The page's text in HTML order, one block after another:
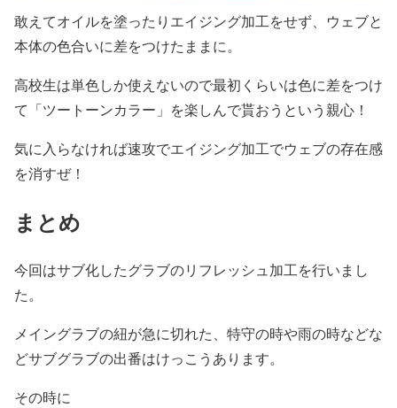
敢えてオイルを塗ったりエイジング加工をせず、ウェブと
本体の色合いに差をつけたままに。
高校生は単色しか使えないので最初くらいは色に差をつけ
て「ツートーンカラー」を楽しんで貰おうという親心！
気に入らなければ速攻でエイジング加工でウェブの存在感
を消すぜ！
まとめ
今回はサブ化したグラブのリフレッシュ加工を行いまし
た。
メイングラブの紐が急に切れた、特守の時や雨の時などな
どサブグラブの出番はけっこうあります。
その時に